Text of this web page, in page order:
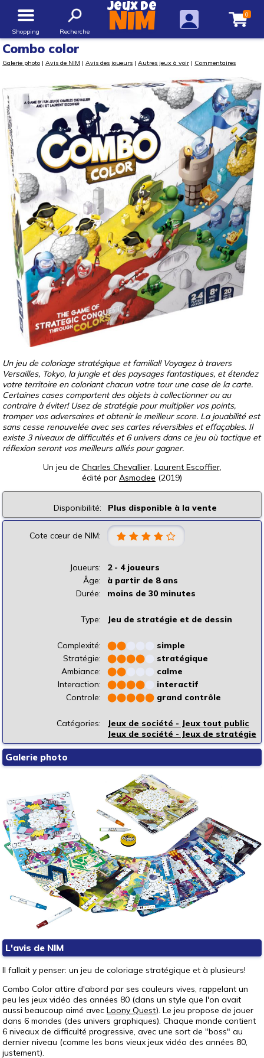
Shopping Recherche
Jeux de
NIM 0
Combo color
Galerie photo | Avis de NIM | Avis des joueurs | Autres jeux à voir | Commentaires
Un jeu de coloriage stratégique et familial! Voyagez à travers
Versailles, Tokyo, la jungle et des paysages fantastiques, et étendez
votre territoire en coloriant chacun votre tour une case de la carte.
Certaines cases comportent des objets à collectionner ou au
contraire à éviter! Usez de stratégie pour multiplier vos points,
tromper vos adversaires et obtenir le meilleur score. La jouabilité est
sans cesse renouvelée avec ses cartes réversibles et effaçables. Il
existe 3 niveaux de difficultés et 6 univers dans ce jeu où tactique et
réflexion seront vos meilleurs alliés pour gagner.
Un jeu de Charles Chevallier, Laurent Escoffier,
édité par Asmodee (2019)
Disponibilité: Plus disponible à la vente
Cote cœur de NIM:
Joueurs:
2 - 4 joueurs
Âge:
à partir de 8 ans
Durée:
moins de 30 minutes
Type: Jeu de stratégie et de dessin
Complexité: ⬤⬤
simple
Stratégie:
⬤⬤⬤⬤
stratégique
Ambiance:
⬤⬤
calme
Interaction:
⬤⬤⬤⬤
interactif
Controle:
⬤⬤⬤⬤⬤ grand contrôle
Catégories:
Jeux de société - Jeux tout public
Jeux de société - Jeux de stratégie
Galerie photo
L'avis de NIM
Il fallait y penser: un jeu de coloriage stratégique et à plusieurs!
Combo Color attire d'abord par ses couleurs vives, rappelant un
peu les jeux vidéo des années 80 (dans un style que l'on avait
aussi beaucoup aimé avec Loony Quest). Le jeu propose de jouer
dans 6 mondes (des univers graphiques). Chaque monde contient
6 niveaux de difficulté progressive, avec une sort de "boss" au
dernier niveau (comme les bons vieux jeux vidéo des années 80,
justement).